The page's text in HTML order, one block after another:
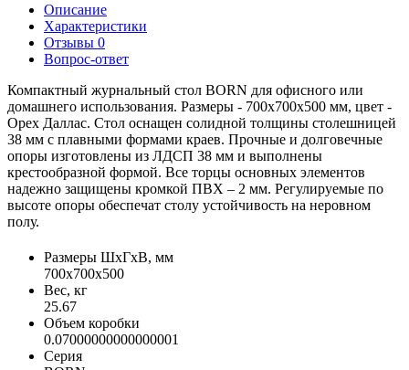
Описание
Характеристики
Отзывы 0
Вопрос-ответ
Компактный журнальный стол BORN для офисного или
домашнего использования. Размеры - 700х700х500 мм, цвет -
Орех Даллас. Стол оснащен солидной толщины столешницей
38 мм с плавными формами краев. Прочные и долговечные
опоры изготовлены из ЛДСП 38 мм и выполнены
крестообразной формой. Все торцы основных элементов
надежно защищены кромкой ПВХ – 2 мм. Регулируемые по
высоте опоры обеспечат столу устойчивость на неровном
полу.
Размеры ШхГхВ, мм
700х700х500
Вес, кг
25.67
Объем коробки
0.07000000000000001
Серия